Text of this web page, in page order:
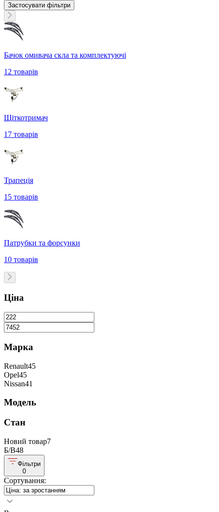
Застосувати фільтри
Бачок омивача скла та комплектуючі
12 товарів
Щіткотримач
17 товарів
Трапеція
15 товарів
Патрубки та форсунки
10 товарів
Ціна
Марка
Renault45
Opel45
Nissan41
Модель
Стан
Новий товар7
Б/В48
Фільтри
0
Сортування: